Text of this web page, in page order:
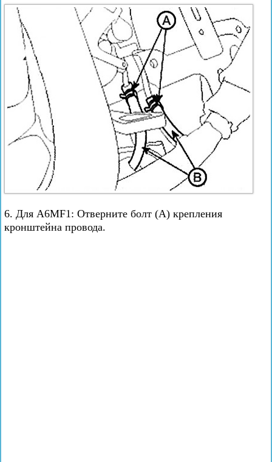
6. Для A6MF1: Отверните болт (А) крепления
кронштейна провода.